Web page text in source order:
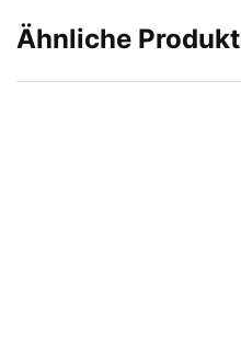
Ähnliche